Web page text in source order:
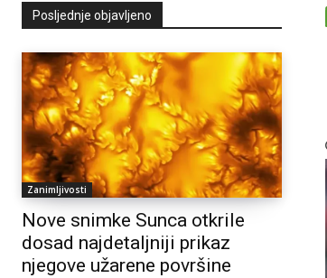
Posljednje objavljeno
Zanimljivosti
Nove snimke Sunca otkrile
dosad najdetaljniji prikaz
njegove užarene površine